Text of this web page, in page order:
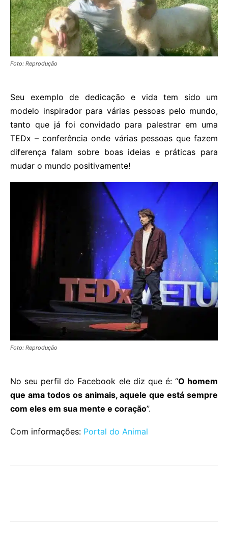
Foto: Reprodução
Seu exemplo de dedicação e vida tem sido um
modelo inspirador para várias pessoas pelo mundo,
tanto que já foi convidado para palestrar em uma
TEDx – conferência onde várias pessoas que fazem
diferença falam sobre boas ideias e práticas para
mudar o mundo positivamente!
Foto: Reprodução
No seu perfil do Facebook ele diz que é: “O homem
que ama todos os animais, aquele que está sempre
com eles em sua mente e coração”.
Com informações: Portal do Animal